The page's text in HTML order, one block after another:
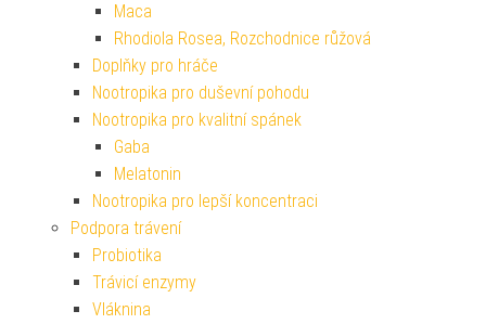
Maca
Rhodiola Rosea, Rozchodnice růžová
Doplňky pro hráče
Nootropika pro duševní pohodu
Nootropika pro kvalitní spánek
Gaba
Melatonin
Nootropika pro lepší koncentraci
Podpora trávení
Probiotika
Trávicí enzymy
Vláknina